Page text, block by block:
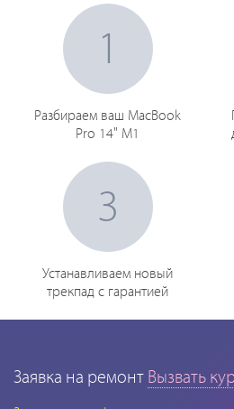
1
Разбираем ваш MacBook
Pro 14" M1
3
Устанавливаем новый
трекпад с гарантией
Заявка на ремонт Вызвать